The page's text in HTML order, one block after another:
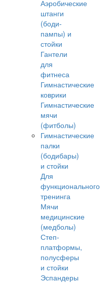
Аэробические
штанги
(боди-
пампы) и
стойки
Гантели
для
фитнеса
Гимнастические
коврики
Гимнастические
мячи
(фитболы)
Гимнастические
палки
(бодибары)
и стойки
Для
функционального
тренинга
Мячи
медицинские
(медболы)
Степ-
платформы,
полусферы
и стойки
Эспандеры